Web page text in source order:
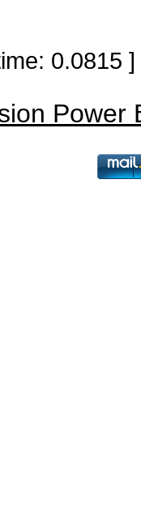
Power